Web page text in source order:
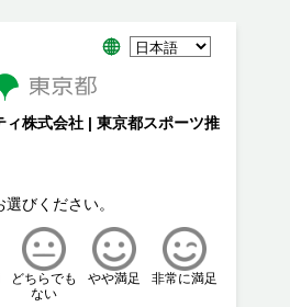
ィ株式会社 | 東京都スポーツ推
どちらでも
ない
やや満足 非常に満足